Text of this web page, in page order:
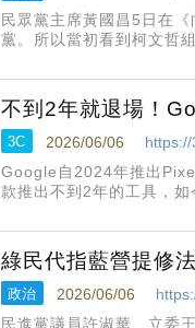
民眾黨主席黃國昌5日在
黨。所以當初看到柯文哲
不到2年就退場！
3C 2026/06/06
Google自2024年推出
款推出不到2年的工具，如
綠民代指藍營提修
政治 2026/06/06
民進黨議員許淑華、立委